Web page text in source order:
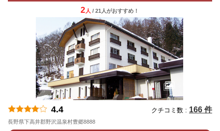
2 人 / 21人がおすすめ！
4.4 クチコミ数 : 166 件
長野県下高井郡野沢温泉村豊郷8888